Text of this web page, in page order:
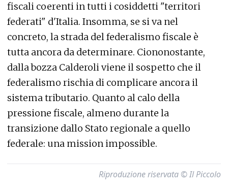
fiscali coerenti in tutti i cosiddetti "territori
federati" d'Italia. Insomma, se si va nel
concreto, la strada del federalismo fiscale è
tutta ancora da determinare. Ciononostante,
dalla bozza Calderoli viene il sospetto che il
federalismo rischia di complicare ancora il
sistema tributario. Quanto al calo della
pressione fiscale, almeno durante la
transizione dallo Stato regionale a quello
federale: una mission impossible.
Riproduzione riservata © Il Piccolo